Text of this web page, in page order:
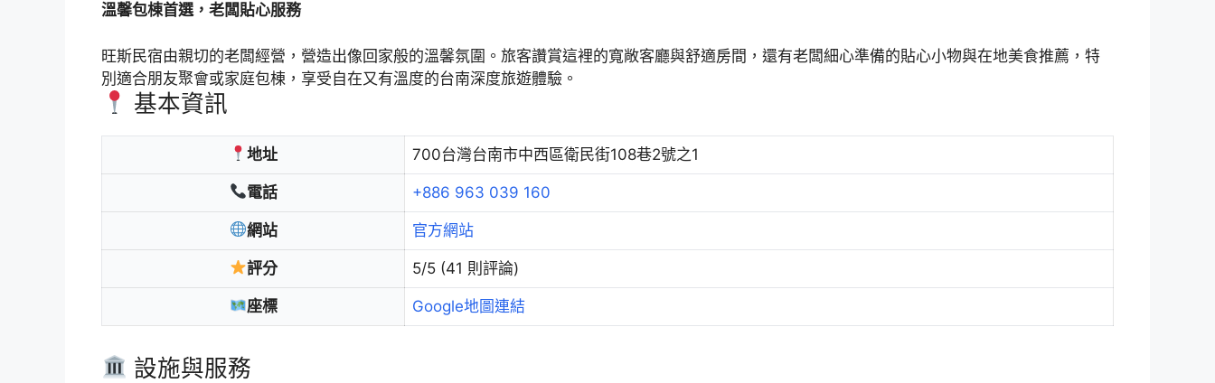
溫馨包棟首選，老闆貼心服務
旺斯民宿由親切的老闆經營，營造出像回家般的溫馨氛圍。旅客讚賞這裡的寬敞客廳與舒適房間，還有老闆細心準備的貼心小物與在地美食推薦，特
別適合朋友聚會或家庭包棟，享受自在又有溫度的台南深度旅遊體驗。
基本資訊
地址 700台灣台南市中西區衛民街108巷2號之1
電話 +886 963 039 160
網站 官方網站
評分 5/5 (41 則評論)
座標 Google地圖連結
設施與服務